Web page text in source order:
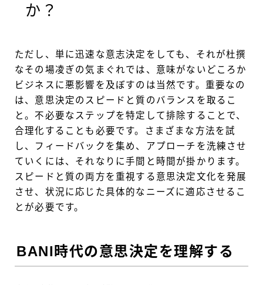
か？
ただし、単に迅速な意志決定をしても、それが杜撰
なその場凌ぎの気まぐれでは、意味がないどころか
ビジネスに悪影響を及ぼすのは当然です。重要なの
は、意思決定のスピードと質のバランスを取るこ
と。不必要なステップを特定して排除することで、
合理化することも必要です。さまざまな方法を試
し、フィードバックを集め、アプローチを洗練させ
ていくには、それなりに手間と時間が掛かります。
スピードと質の両方を重視する意思決定文化を発展
させ、状況に応じた具体的なニーズに適応させるこ
とが必要です。
BANI時代の意思決定を理解する